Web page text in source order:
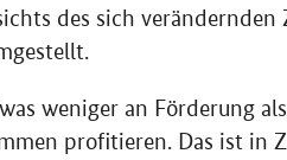
des sich verändernden
weniger an Förderung
profitieren. Das ist in